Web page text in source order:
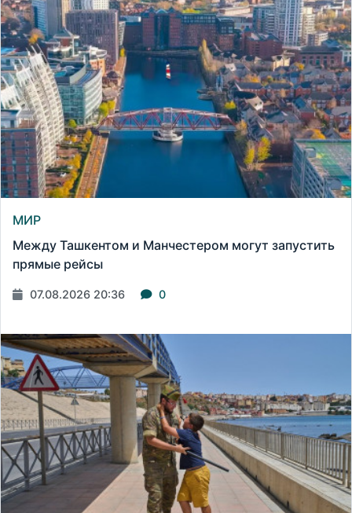
МИР
Между Ташкентом и Манчестером могут запустить
прямые рейсы
07.08.2026 20:36 0